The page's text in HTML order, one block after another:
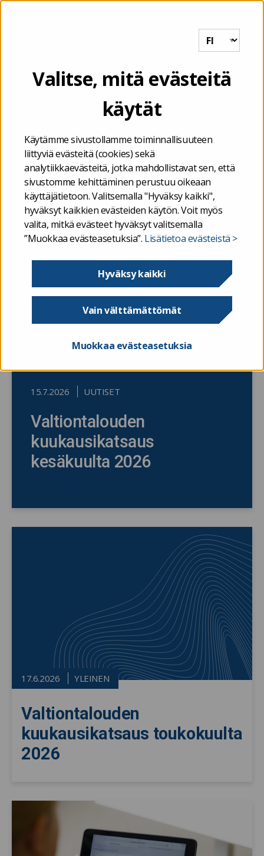
Valitse, mitä evästeitä
käytät
Käytämme sivustollamme toiminnallisuuteen
liittyviä evästeitä (cookies) sekä
analytiikkaevästeitä, jotka mahdollistavat sen, että
sivustomme kehittäminen perustuu oikeaan
käyttäjätietoon. Valitsemalla "Hyväksy kaikki",
hyväksyt kaikkien evästeiden käytön. Voit myös
valita, mitkä evästeet hyväksyt valitsemalla
”Muokkaa evästeasetuksia”. Lisätietoa evästeistä >
Hyväksy kaikki
Vain välttämättömät
Muokkaa evästeasetuksia
tutki hallintoa
15.7.2026 UUTISET
Valtiontalouden
kuukausikatsaus
kesäkuulta 2026
17.6.2026 YLEINEN
Valtiontalouden
kuukausikatsaus toukokuulta
2026